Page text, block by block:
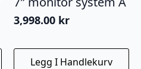
3,998.00 kr
Legg I Handlekurv